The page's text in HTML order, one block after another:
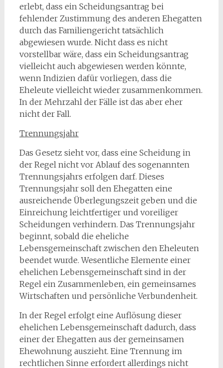
erlebt, dass ein Scheidungsantrag bei
fehlender Zustimmung des anderen Ehegatten
durch das Familiengericht tatsächlich
abgewiesen wurde. Nicht dass es nicht
vorstellbar wäre, dass ein Scheidungsantrag
vielleicht auch abgewiesen werden könnte,
wenn Indizien dafür vorliegen, dass die
Eheleute vielleicht wieder zusammenkommen.
In der Mehrzahl der Fälle ist das aber eher
nicht der Fall.
Trennungsjahr
Das Gesetz sieht vor, dass eine Scheidung in
der Regel nicht vor Ablauf des sogenannten
Trennungsjahrs erfolgen darf. Dieses
Trennungsjahr soll den Ehegatten eine
ausreichende Überlegungszeit geben und die
Einreichung leichtfertiger und voreiliger
Scheidungen verhindern. Das Trennungsjahr
beginnt, sobald die eheliche
Lebensgemeinschaft zwischen den Eheleuten
beendet wurde. Wesentliche Elemente einer
ehelichen Lebensgemeinschaft sind in der
Regel ein Zusammenleben, ein gemeinsames
Wirtschaften und persönliche Verbundenheit.
In der Regel erfolgt eine Auflösung dieser
ehelichen Lebensgemeinschaft dadurch, dass
einer der Ehegatten aus der gemeinsamen
Ehewohnung auszieht. Eine Trennung im
rechtlichen Sinne erfordert allerdings nicht